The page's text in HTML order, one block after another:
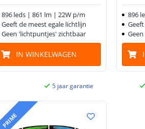
896 leds | 861 lm | 22W p/m
Geeft de meest egale lichtlijn
Geen 'lichtpuntjes' zichtbaar
IN WINKELWAGEN
896
5 jaar garantie
PRIME